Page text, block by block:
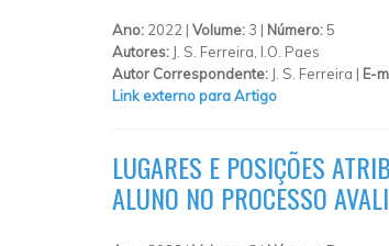
Ano: 2022 | Volume: 3 | Número:5
Autores: J. S. Ferreira, I.O. Paes
Autor Correspondente: J. S. Ferreira | E-
Link externo para Artigo
LUGARES E POSIÇÕES
ALUNO NO PROCESSO